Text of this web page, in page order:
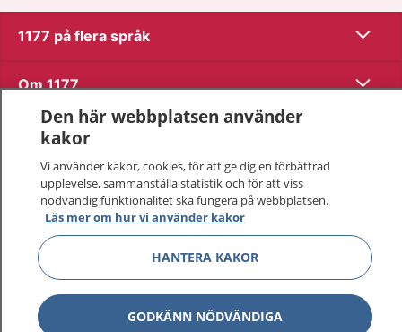
1177 på flera språk Visa
Om 1177 Visa
Kontakt
Behandling av personuppgifter
Hantering av kakor
Inställningar för kakor
Den här webbplatsen använder
kakor
Vi använder kakor, cookies, för att ge dig en förbättrad
upplevelse, sammanställa statistik och för att viss
nödvändig funktionalitet ska fungera på webbplatsen.
Läs mer om hur vi använder kakor
HANTERA KAKOR
GODKÄNN NÖDVÄNDIGA